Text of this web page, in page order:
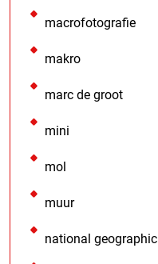
macrofotografie
makro
marc de groot
mini
mol
muur
national geographic